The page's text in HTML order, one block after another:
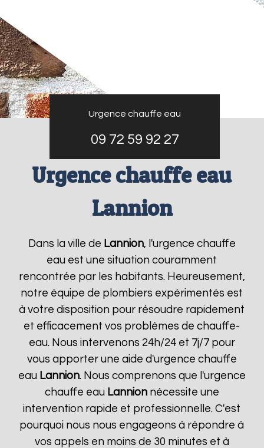
Urgence chauffe eau
09 72 59 92 27
Urgence chauffe eau
Lannion
Dans la ville de Lannion, l'urgence chauffe
eau est une situation couramment
rencontrée par les habitants. Heureusement,
notre équipe de plombiers expérimentés est
à votre disposition pour résoudre rapidement
et efficacement vos problèmes de chauffe-
eau. Nous intervenons 24h/24 et 7j/7 pour
vous apporter une aide d'urgence chauffe
eau Lannion. Nous comprenons que l'urgence
chauffe eau Lannionnécessite une
intervention rapide et professionnelle. C'est
pourquoi nous nous engageons à répondre à
vos appels en moins de 30 minutes et à